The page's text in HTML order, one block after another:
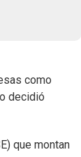
como
decidió
que montan